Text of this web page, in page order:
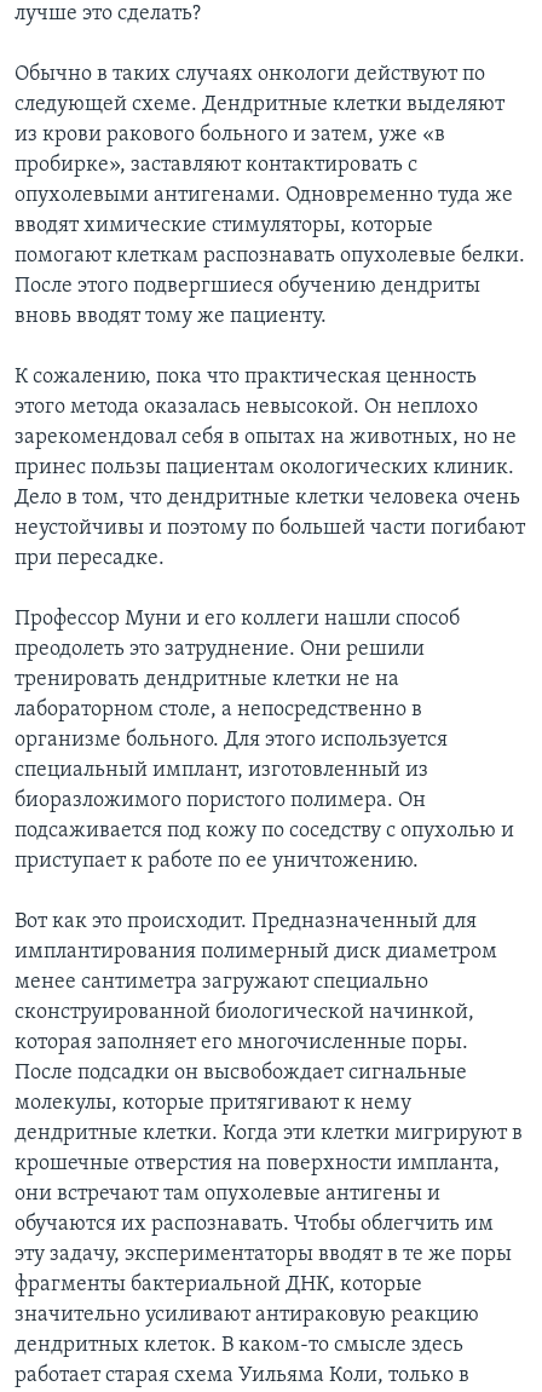
лучше это сделать?
Обычно в таких случаях онкологи действуют по
следующей схеме. Дендритные клетки выделяют
из крови ракового больного и затем, уже «в
пробирке», заставляют контактировать с
опухолевыми антигенами. Одновременно туда же
вводят химические стимуляторы, которые
помогают клеткам распознавать опухолевые белки.
После этого подвергшиеся обучению дендриты
вновь вводят тому же пациенту.
К сожалению, пока что практическая ценность
этого метода оказалась невысокой. Он неплохо
зарекомендовал себя в опытах на животных, но не
принес пользы пациентам окологических клиник.
Дело в том, что дендритные клетки человека очень
неустойчивы и поэтому по большей части погибают
при пересадке.
Профессор Муни и его коллеги нашли способ
преодолеть это затруднение. Они решили
тренировать дендритные клетки не на
лабораторном столе, а непосредственно в
организме больного. Для этого используется
специальный имплант, изготовленный из
биоразложимого пористого полимера. Он
подсаживается под кожу по соседству с опухолью и
приступает к работе по ее уничтожению.
Вот как это происходит. Предназначенный для
имплантирования полимерный диск диаметром
менее сантиметра загружают специально
сконструированной биологической начинкой,
которая заполняет его многочисленные поры.
После подсадки он высвобождает сигнальные
молекулы, которые притягивают к нему
дендритные клетки. Когда эти клетки мигрируют в
крошечные отверстия на поверхности импланта,
они встречают там опухолевые антигены и
обучаются их распознавать. Чтобы облегчить им
эту задачу, экспериментаторы вводят в те же поры
фрагменты бактериальной ДНК, которые
значительно усиливают антираковую реакцию
дендритных клеток. В каком-то смысле здесь
работает старая схема Уильяма Коли, только в